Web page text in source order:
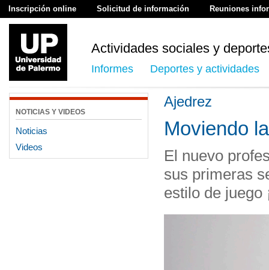
Inscripción online Solicitud de información Reuniones
Actividades sociales y
Informes Deportes y actividades
NOTICIAS Y VIDEOS
Noticias
Videos
Ajedrez
Moviendo
El nuevo
sus primeras
estilo de juego